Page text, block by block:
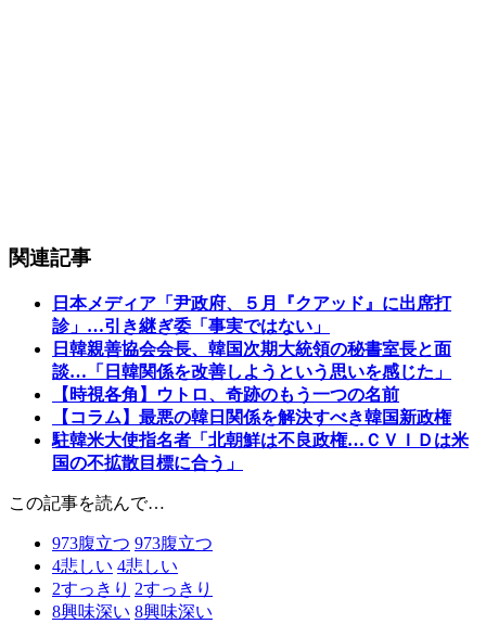
関連記事
日本メディア「尹政府、５月『クアッド』に出席打
診」…引き継ぎ委「事実ではない」
日韓親善協会会長、韓国次期大統領の秘書室長と面
談…「日韓関係を改善しようという思いを感じた」
【時視各角】ウトロ、奇跡のもう一つの名前
【コラム】最悪の韓日関係を解決すべき韓国新政権
駐韓米大使指名者「北朝鮮は不良政権…ＣＶＩＤは米
国の不拡散目標に合う」
この記事を読んで…
973腹立つ 973腹立つ
4悲しい 4悲しい
2すっきり 2すっきり
8興味深い 8興味深い